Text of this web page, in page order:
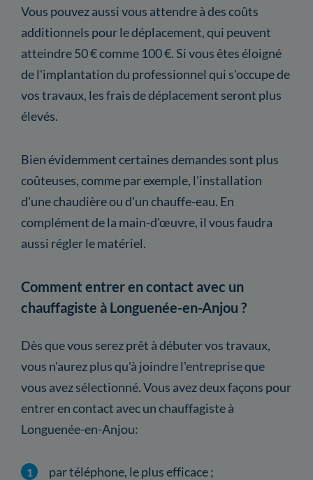
Vous pouvez aussi vous attendre à des coûts
additionnels pour le déplacement, qui peuvent
atteindre 50 € comme 100 €. Si vous êtes éloigné
de l'implantation du professionnel qui s'occupe de
vos travaux, les frais de déplacement seront plus
élevés.
Bien évidemment certaines demandes sont plus
coûteuses, comme par exemple, l'installation
d'une chaudière ou d'un chauffe-eau. En
complément de la main-d'œuvre, il vous faudra
aussi régler le matériel.
Comment entrer en contact avec un
chauffagiste à Longuenée-en-Anjou ?
Dès que vous serez prêt à débuter vos travaux,
vous n'aurez plus qu'à joindre l'entreprise que
vous avez sélectionné. Vous avez deux façons pour
entrer en contact avec un chauffagiste à
Longuenée-en-Anjou:
par téléphone, le plus efficace ;